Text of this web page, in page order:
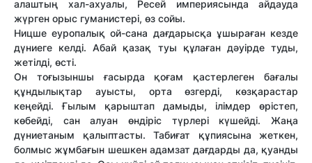
алаштың хал-ахуалы, Ресей империясында айдауда
жүрген орыс гуманистері, өз сойы.
Ницше еуропалық ой-сана дағдарысқа ұшыраған кезде
дүниеге келді. Абай қазақ туы құлаған дәуірде туды,
жетілді, өсті.
Он тоғызыншы ғасырда қоғам қастерлеген бағалы
құндылықтар ауысты, орта өзгерді, көзқарастар
кеңейді. Ғылым қарыштап дамыды, ілімдер өрістеп,
көбейді, сан алуан өндіріс түрлері күшейді. Жаңа
дүниетаным қалыптасты. Табиғат құпиясына жеткен,
болмыс жұмбағын шешкен адамзат дағдарды да, қуанды